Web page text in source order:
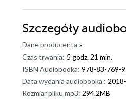
Szczegóły
Dane producenta »
Czas trwania: 5 godz. 21 min.
ISBN Audiobooka: 978-83-769-
Data wydania audiobooka :
Rozmiar pliku mp3: 294.2MB